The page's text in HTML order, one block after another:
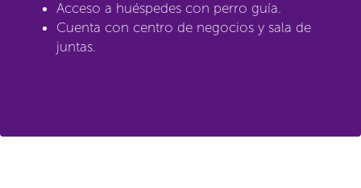
Acceso a huéspedes con perro guía.
Cuenta con centro de negocios y sala de
juntas.